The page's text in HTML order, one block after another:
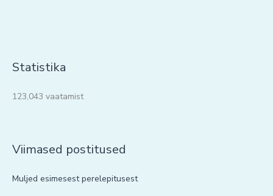
Statistika
123,043 vaatamist
Viimased postitused
Muljed esimesest perelepitusest